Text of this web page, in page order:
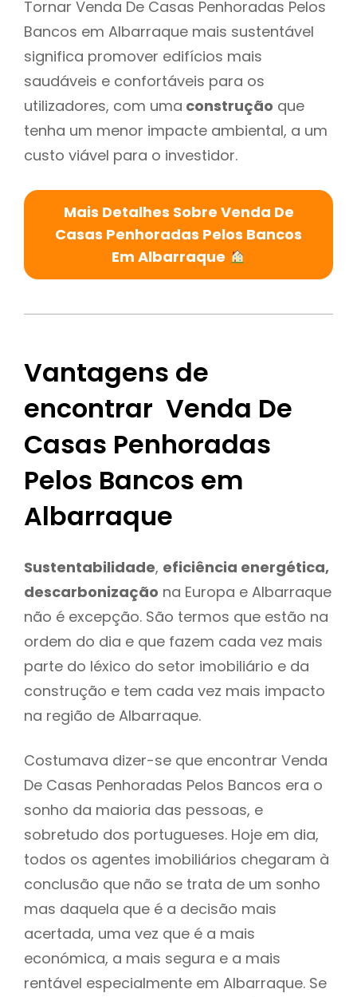
Tornar Venda De Casas Penhoradas Pelos
Bancos em Albarraque mais sustentável
significa promover edifícios mais
saudáveis e confortáveis para os
utilizadores, com uma construção que
tenha um menor impacte ambiental, a um
custo viável para o investidor.
Mais Detalhes Sobre Venda De
Casas Penhoradas Pelos Bancos
Em Albarraque
Vantagens de
encontrar Venda De
Casas Penhoradas
Pelos Bancos em
Albarraque
Sustentabilidade, eficiência energética,
descarbonização na Europa e Albarraque
não é excepção. São termos que estão na
ordem do dia e que fazem cada vez mais
parte do léxico do setor imobiliário e da
construção e tem cada vez mais impacto
na região de Albarraque.
Costumava dizer-se que encontrar Venda
De Casas Penhoradas Pelos Bancos era o
sonho da maioria das pessoas, e
sobretudo dos portugueses. Hoje em dia,
todos os agentes imobiliários chegaram à
conclusão que não se trata de um sonho
mas daquela que é a decisão mais
acertada, uma vez que é a mais
económica, a mais segura e a mais
rentável especialmente em Albarraque. Se